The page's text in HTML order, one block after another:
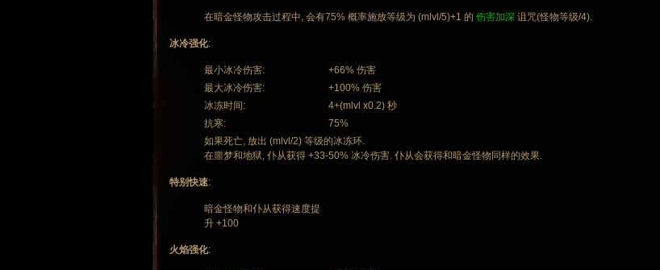
在暗金怪物攻击过程中, 会有75% 概率施放等级为 (mlvl/5)+1 的 伤害加深诅咒(怪物等级/4).
冰冷强化:
最小冰冷伤害:
+66% 伤害
最大冰冷伤害:
+100% 伤害
冰冻时间:
4+(mlvl x0.2) 秒
抗寒:
75%
如果死亡, 放出 (mlvl/2) 等级的冰冻环.
在噩梦和地狱, 仆从获得 +33-50% 冰冷伤害. 仆从会获得和暗金怪物同样的效果.
特别快速:
暗金怪物和仆从获得速度提
升 +100
火焰强化: